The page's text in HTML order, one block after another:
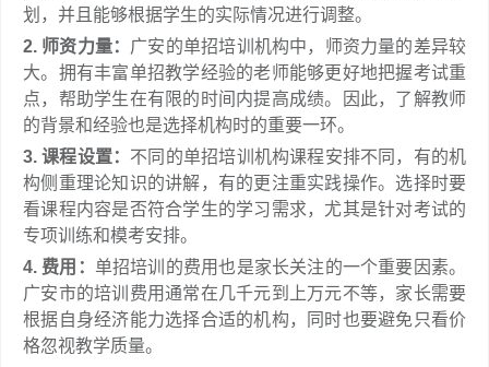
划，并且能够根据学生的实际情况进行调整。
2. 师资力量： 广安的单招培训机构中，师资力量的差异较
大。拥有丰富单招教学经验的老师能够更好地把握考试重
点，帮助学生在有限的时间内提高成绩。因此，了解教师
的背景和经验也是选择机构时的重要一环。
3. 课程设置： 不同的单招培训机构课程安排不同，有的机
构侧重理论知识的讲解，有的更注重实践操作。选择时要
看课程内容是否符合学生的学习需求，尤其是针对考试的
专项训练和模考安排。
4. 费用： 单招培训的费用也是家长关注的一个重要因素。
广安市的培训费用通常在几千元到上万元不等，家长需要
根据自身经济能力选择合适的机构，同时也要避免只看价
格忽视教学质量。